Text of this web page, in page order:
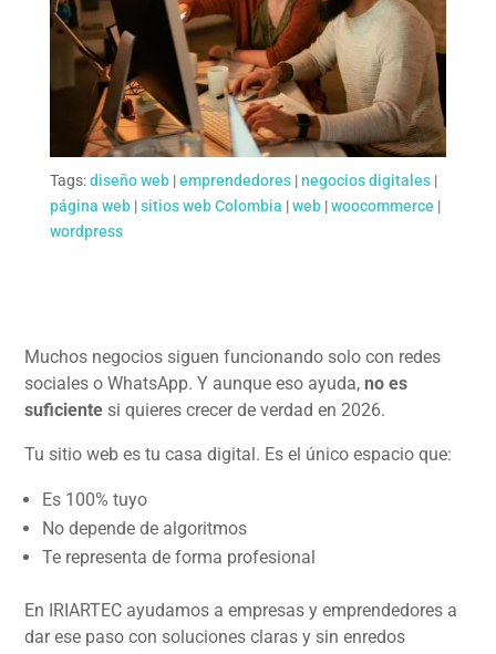
Tags:diseño web|emprendedores|negocios digitales|
página web|sitios web Colombia |web|woocommerce |
wordpress
Muchos negocios siguen funcionando solo con redes
sociales o WhatsApp. Y aunque eso ayuda,no es
suficiente si quieres crecer de verdad en 2026.
Tu sitio web es tu casa digital. Es el único espacio que:
Es 100% tuyo
No depende de algoritmos
Te representa de forma profesional
En IRIARTEC ayudamos a empresas y emprendedores a
dar ese paso con soluciones claras y sin enredos